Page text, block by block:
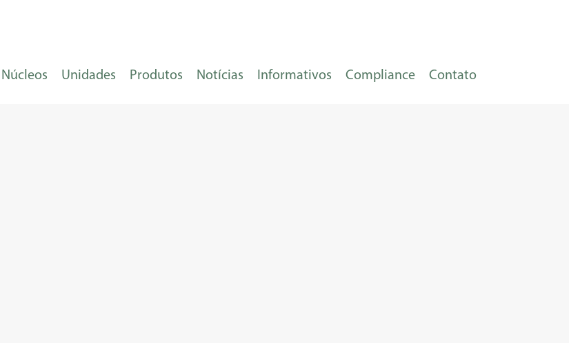
Núcleos Unidades Produtos Notícias Informativos Compliance Contato